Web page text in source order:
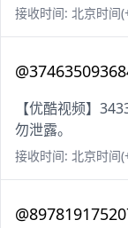
接收时间: 北京时间
【优酷视频】
勿泄露。
接收时间: 北京时间